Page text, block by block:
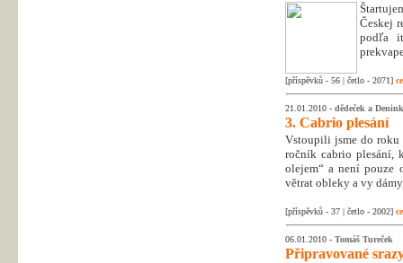
Českej
podľa
[příspěvků - 56 | četlo - 2071]
21.01.2010 - dědeček a
3. Cabrio plesání
Vstoupili jsme do roku
ročník cabrio plesání,
olejem“ a není pouze
větrat obleky a vy
[příspěvků - 37 | četlo - 2002]
06.01.2010 - Tomáš Tureček
Připravované